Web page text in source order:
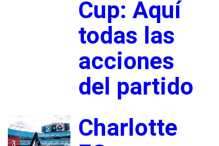
Cup: Aquí
todas las
acciones
del partido
3
Charlotte